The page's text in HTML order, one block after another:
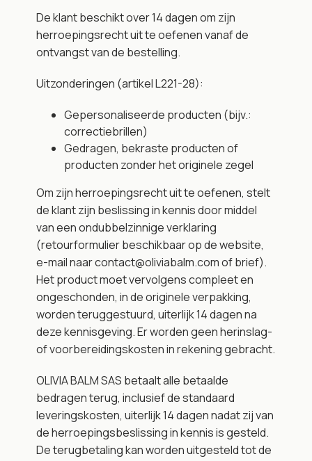
De klant beschikt over 14 dagen om zijn
herroepingsrecht uit te oefenen vanaf de
ontvangst van de bestelling.
Uitzonderingen (artikel L221-28):
Gepersonaliseerde producten (bijv.:
correctiebrillen)
Gedragen, bekraste producten of
producten zonder het originele zegel
Om zijn herroepingsrecht uit te oefenen, stelt
de klant zijn beslissing in kennis door middel
van een ondubbelzinnige verklaring
(retourformulier beschikbaar op de website,
e-mail naar contact@oliviabalm.com of brief).
Het product moet vervolgens compleet en
ongeschonden, in de originele verpakking,
worden teruggestuurd, uiterlijk 14 dagen na
deze kennisgeving. Er worden geen herinslag-
of voorbereidingskosten in rekening gebracht.
OLIVIA BALM SAS betaalt alle betaalde
bedragen terug, inclusief de standaard
leveringskosten, uiterlijk 14 dagen nadat zij van
de herroepingsbeslissing in kennis is gesteld.
De terugbetaling kan worden uitgesteld tot de